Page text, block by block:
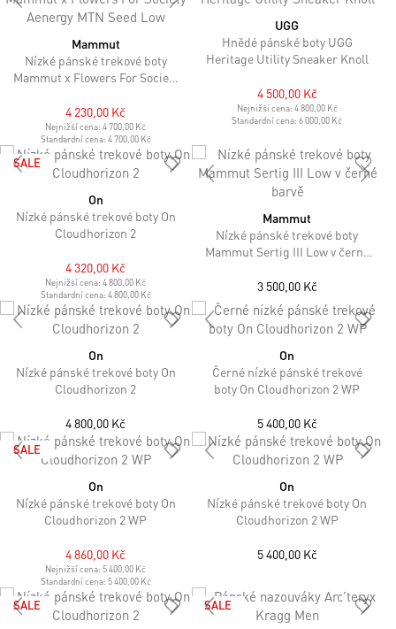
Mammut
Nízké pánské trekové boty
Mammut x Flowers For Society
4 230,00 Kč
Nejnižší cena:4 700,00 Kč
Standardní cena: 4 700,00 Kč
UGG
Hnědé pánské boty UGG
Heritage Utility Sneaker Knoll
4 500,00 Kč
Nejnižší cena: 4 800,00 Kč
Standardní cena:6 000,00 Kč
SALE
On
Nízké pánské trekové boty On
Cloudhorizon 2
4 320,00 Kč
Nejnižší cena:4 800,00 Kč
Standardní cena: 4 800,00 Kč
Mammut
Nízké pánské trekové boty
Mammut Sertig III Low v černé
3 500,00 Kč
On
Nízké pánské trekové boty On
Cloudhorizon 2
4 800,00 Kč
On
Černé nízké pánské trekové
boty On Cloudhorizon 2 WP
5 400,00 Kč
SALE
On
Nízké pánské trekové boty On
Cloudhorizon 2 WP
4 860,00 Kč
Nejnižší cena: 5 400,00 Kč
Standardní cena: 5 400,00 Kč
On
Nízké pánské trekové boty On
Cloudhorizon 2 WP
5 400,00 Kč
SALE SALE